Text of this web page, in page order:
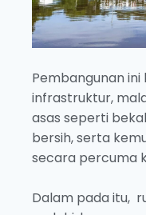
Pembangunan
infrastruktur,
asas seperti
bersih, serta
secara percuma
Dalam pada itu,